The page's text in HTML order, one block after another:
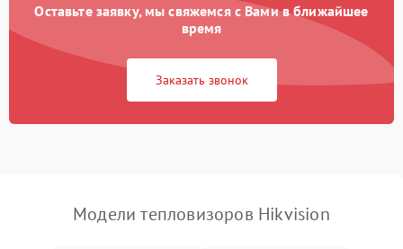
Проблемы с объективом
Оставьте заявку, мы свяжемся с Вами в ближайшее
время
Заказать звонок
Модели тепловизоров Hikvision